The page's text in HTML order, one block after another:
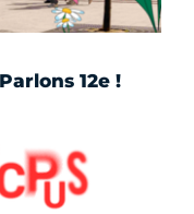
12e !